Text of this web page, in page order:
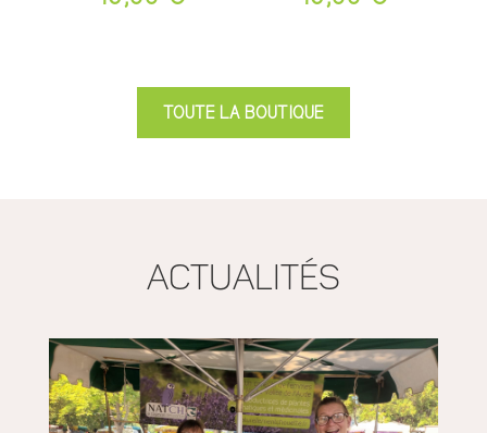
À
15,00 €
TOUTE LA BOUTIQUE
actualités